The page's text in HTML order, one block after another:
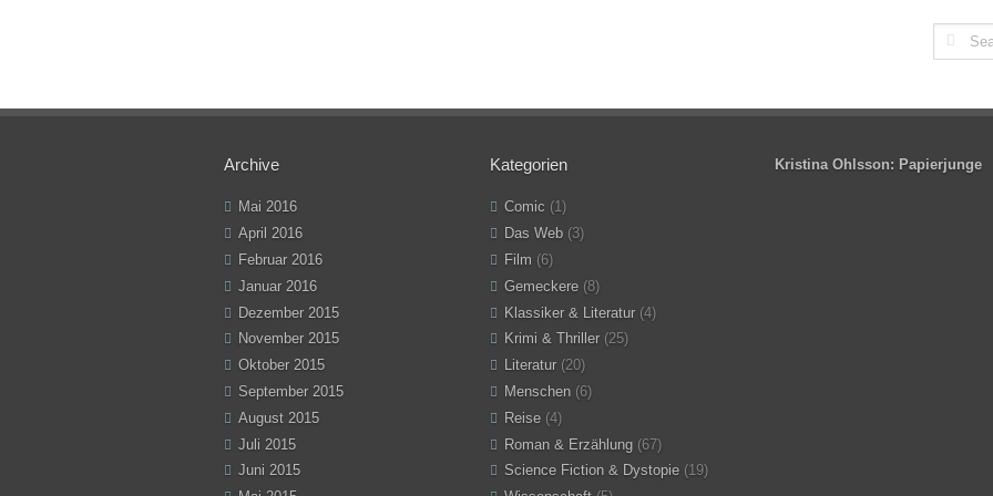
Archive
Mai 2016
April 2016
Februar 2016
Januar 2016
Dezember 2015
November 2015
Oktober 2015
September 2015
August 2015
Juli 2015
Juni 2015
Kategorien
Comic (1)
Das Web (3)
Film (6)
Gemeckere (8)
Klassiker & Literatur (4)
Krimi & Thriller (25)
Literatur (20)
Menschen (6)
Reise (4)
Roman & Erzählung (67)
Science Fiction & Dystopie (19)
Kristina Ohlsson: Papierjunge